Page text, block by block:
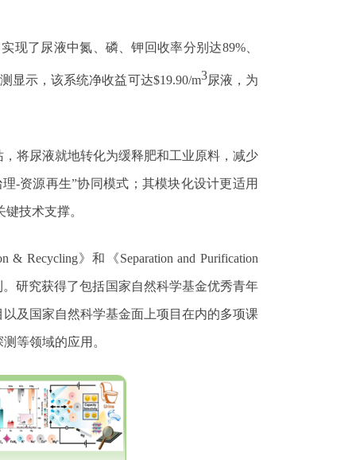
现了尿液中氮、磷、钾回收率分别达89%、
显示，该系统净收益可达$19.90/m3尿液，为
将尿液就地转化为缓释肥和工业原料，减少
理-资源再生”协同模式；其模块化设计更适用
技术支撑。
& Recycling》和《Separation and Purification
研究获得了包括国家自然科学基金优秀青年
及国家自然科学基金面上项目在内的多项课
等领域的应用。